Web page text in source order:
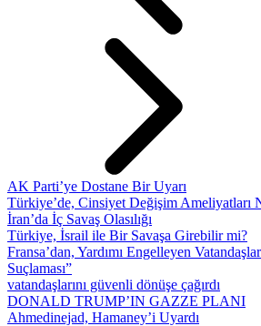
AK Parti’ye Dostane Bir Uyarı
Türkiye’de, Cinsiyet Değişim Ameliyatları
İran’da İç Savaş Olasılığı
Türkiye, İsrail ile Bir Savaşa Girebilir mi?
Fransa’dan, Yardımı Engelleyen
Suçlaması”
vatandaşlarını güvenli dönüşe çağırdı
DONALD TRUMP’IN GAZZE PLANI
Ahmedinejad, Hamaney’i Uyardı